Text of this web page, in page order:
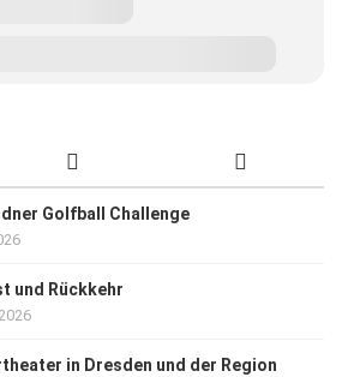
Golfball Challenge
und Rückkehr
in Dresden und der Region